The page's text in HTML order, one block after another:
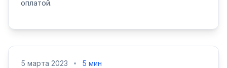
оплатой.
5 марта 2023 5 мин